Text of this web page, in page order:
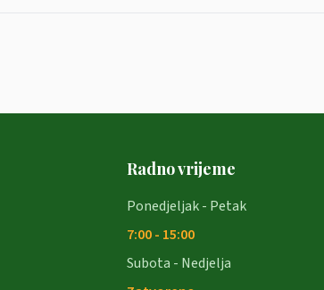
Radno vrijeme
Ponedjeljak - Petak
7:00 - 15:00
Subota - Nedjelja